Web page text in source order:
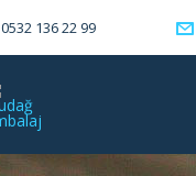
0532 136 22 99